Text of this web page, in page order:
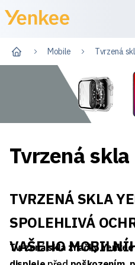
Mobile Tvrzená
Tvrzená skla
TVRZENÁ SKLA
SPOLEHLIVÁ
VAŠEHO
Tvrzená skla značky